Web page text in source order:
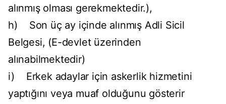
alınmış olması gerekmektedir.),
h) Son üç ay içinde alınmış Adli Sicil
Belgesi, (E-devlet üzerinden
alınabilmektedir)
i) Erkek adaylar için askerlik hizmetini
yaptığını veya muaf olduğunu gösterir